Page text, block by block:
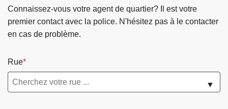
Connaissez-vous votre agent de quartier? Il est votre
premier contact avec la police. N'hésitez pas à le contacter
en cas de problème.
Rue
▼